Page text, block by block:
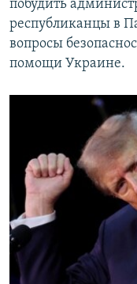
побудить
республиканцы в
вопросы
помощи Украине.